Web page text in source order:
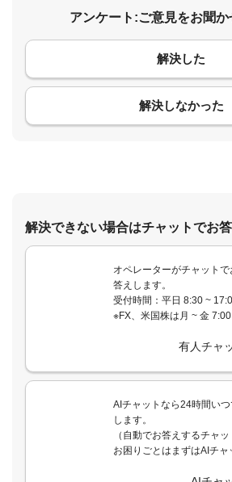
アンケート:ご意見をお聞
解決した
解決しなかった
コメント
解決できない場合はチャットでお答
オペレーターがチャット
答えします。
受付時間：平日 8:30 ~
※FX、米国株は月 ~ 金
有人チャ
AIチャットなら24時間い
します。
（自動でお答えするチャッ
お困りごとはまずはAIチャ